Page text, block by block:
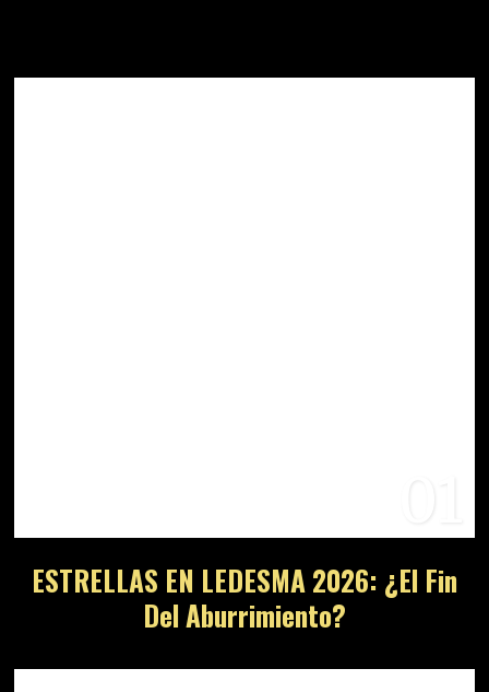
ESTRELLAS EN LEDESMA 2026: ¿El Fin
Del Aburrimiento?